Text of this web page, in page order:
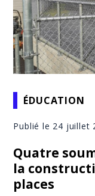
ÉDUCATION
Publié le 24 juillet
Quatre
la
places